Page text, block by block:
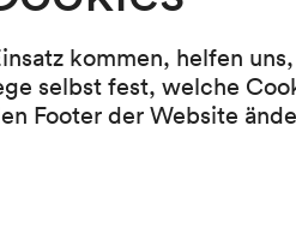
kommen, helfen
selbst fest, welche
Footer der Website
Nr. 2 op. 16 »Die vier